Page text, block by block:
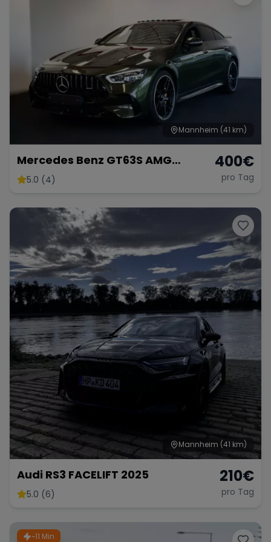
Mannheim (41 km)
Mercedes Benz GT63S AMG
FACELIFT
5.0 (4)
400€
pro Tag
Mannheim (41 km)
Audi RS3 FACELIFT 2025
5.0 (6)
210€
pro Tag
~11 Min